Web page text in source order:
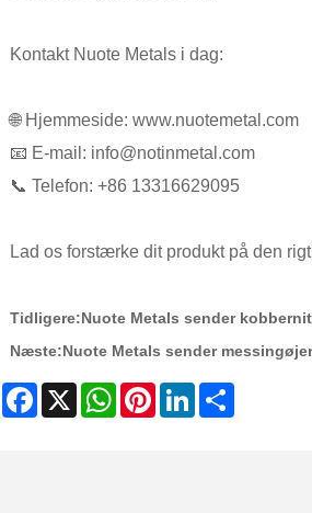
Kontakt Nuote Metals i dag:
🌐 Hjemmeside: www.nuotemetal.com
📧 E-mail: info@notinmetal.com
📞 Telefon: +86 13316629095
Lad os forstærke dit produkt på den
Tidligere:Nuote Metals sender
Næste:Nuote Metals sender
Facebook
X WhatsAppPinterestLinkedIn